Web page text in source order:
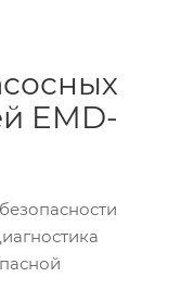
EMD-